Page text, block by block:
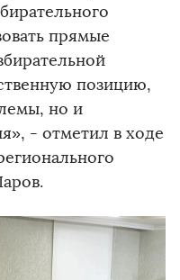
прямые
позицию,
но и
- отметил в ходе